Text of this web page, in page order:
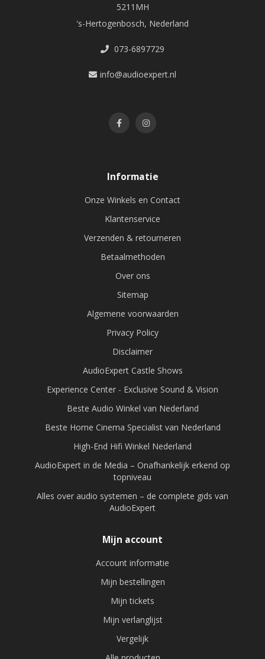
5211MH
's-Hertogenbosch, Nederland
073-6897729
info@audioexpert.nl
Informatie
Onze Winkels en Contact
Klantenservice
Verzenden & retourneren
Betaalmethoden
Over ons
Sitemap
Algemene voorwaarden
Privacy Policy
Disclaimer
AudioExpert Castle Shows
Experience Center - Exclusive Sound & Vision
Beste Audio Winkel van Nederland
Beste Home Cinema Specialist van Nederland
High-End Hifi Winkel Nederland
AudioExpert in de Media – Onafhankelijk erkend op
topniveau
Alles over audio systemen – de complete gids van
AudioExpert
Mijn account
Account informatie
Mijn bestellingen
Mijn tickets
Mijn verlanglijst
Vergelijk